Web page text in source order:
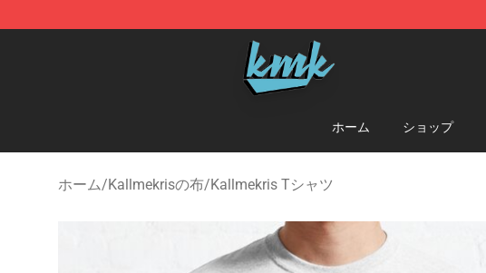
KallMeKris Store - Official KallMeKris Merchandise Shop
ホーム ショップ
ホーム/Kallmekrisの布/Kallmekris Tシャツ